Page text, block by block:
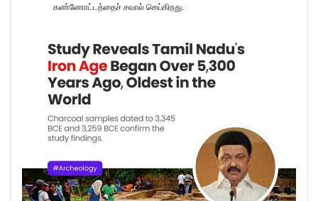
கண்ணோட்டத்தைச் சவால் செய்கிறது.